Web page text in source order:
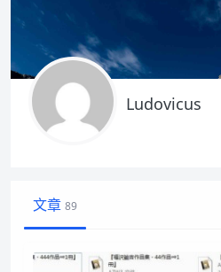
Ludovicus
文章 89